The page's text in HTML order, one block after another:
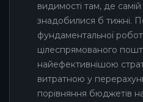
видимості там, де
знадобилися б тижні.
фундаментальної
цілеспрямованого
найефективнішою
витратною у
порівняння бюджетів